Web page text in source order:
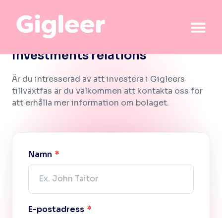
Investments relations
Är du intresserad av att investera i Gigleers
tillväxtfas är du välkommen att kontakta oss för
att erhålla mer information om bolaget.
Namn
E-postadress